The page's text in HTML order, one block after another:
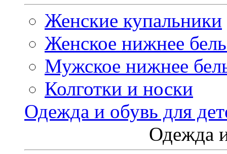
Женские купальники
Женское нижнее
Мужское нижнее
Колготки и носки
Одежда и обувь для
Одежда